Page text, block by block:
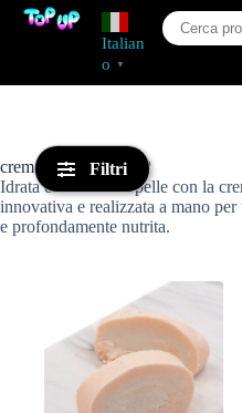
Italian
o
▼
crema corpo TOP UP
Idrata e nutri la tua pelle con la
innovativa e realizzata a mano
e profondamente nutrita.
Filtri